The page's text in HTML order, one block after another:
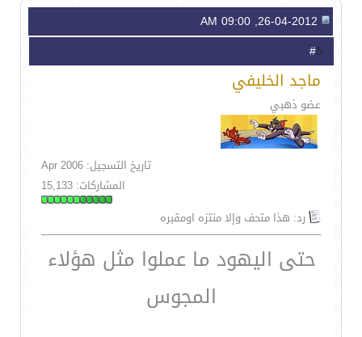
5
ماجد الخليفي
عضو ذهبي
تاريخ التسجيل: Apr 2006
المشاركات: 15,133
رد: هذا متحف وإلا منتزه اومقبره
حتى اليهود ما عملوا مثل هؤلاء
المجوس